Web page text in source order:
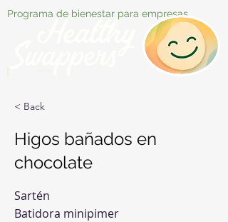
Programa de bienestar para empresas
< Back
Higos bañados en
chocolate
Sartén
Batidora minipimer